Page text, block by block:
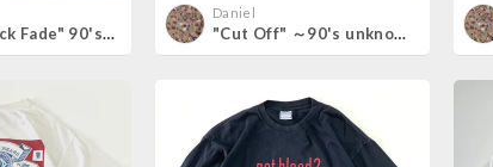
"Super Black Fade" 90's～00's unknown "Jazz Festival" 両面 プリント Tシャツ
Daniel
"Cut Off" ～90's unknown "田能村直入" "髑髏" Tシャツ